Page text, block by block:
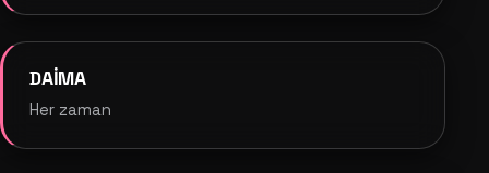
DAİMA
Her zaman